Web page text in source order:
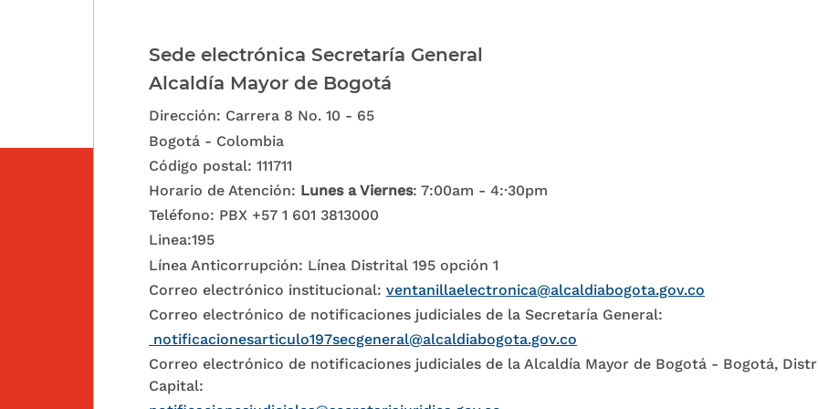
Sede electrónica Secretaría General
Alcaldía Mayor de Bogotá
Dirección: Carrera 8 No. 10 - 65
Bogotá - Colombia
Código postal: 111711
Horario de Atención: Lunes a Viernes: 7:00am - 4:·30pm
Teléfono: PBX +57 1 601 3813000
Linea:195
Línea Anticorrupción: Línea Distrital 195 opción 1
Correo electrónico institucional: ventanillaelectronica@alcaldiabogota.gov.co
Correo electrónico de notificaciones judiciales de la Secretaría General:
notificacionesarticulo197secgeneral@alcaldiabogota.gov.co
Correo electrónico de notificaciones judiciales de la Alcaldía Mayor de Bogotá - Bogotá,
Capital: